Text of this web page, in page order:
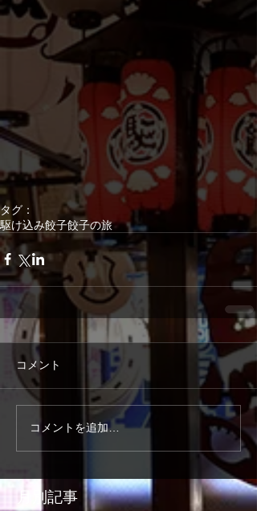
タグ：
駆け込み餃子餃子の旅
コメント
コメントを追加…
月別記事